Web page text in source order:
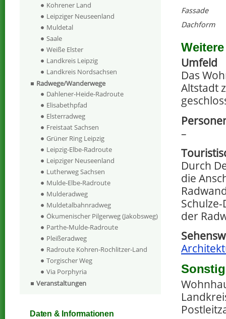
Fassade
Dachform
Umfeld
Das
Altstadt
–
Durch
die
der
Kohrener Land
Leipziger Neuseenland
Muldetal
Saale
Weiße Elster
Landkreis Leipzig
Landkreis Nordsachsen
Radwege/Wanderwege
Dahlener-Heide-Radroute
Elisabethpfad
Elsterradweg
Freistaat Sachsen
Grüner Ring Leipzig
Leipzig-Elbe-Radroute
Leipziger Neuseenland
Lutherweg Sachsen
Mulde-Elbe-Radroute
Mulderadweg
Muldetalbahnradweg
Ökumenischer Pilgerweg (Jakobsweg)
Parthe-Mulde-Radroute
Pleißeradweg
Radroute Kohren-Rochlitzer-Land
Torgischer Weg
Via Porphyria
Veranstaltungen
Daten & Informationen